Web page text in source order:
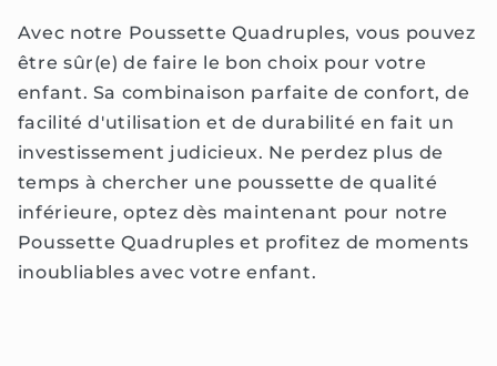
Avec notre Poussette Quadruples, vous pouvez
être sûr(e) de faire le bon choix pour votre
enfant. Sa combinaison parfaite de confort, de
facilité d'utilisation et de durabilité en fait un
investissement judicieux. Ne perdez plus de
temps à chercher une poussette de qualité
inférieure, optez dès maintenant pour notre
Poussette Quadruples et profitez de moments
inoubliables avec votre enfant.